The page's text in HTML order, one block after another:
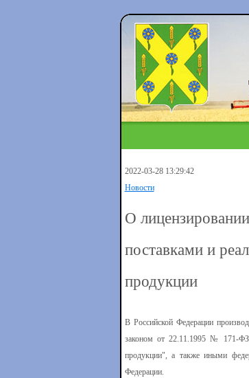
2022-03-28 13:29:42
Новости
О
поставками и
продукции
В Российской Федерации
законом от 22.11.1995 № 171-ФЗ
продукции", а также иными
Федерации.